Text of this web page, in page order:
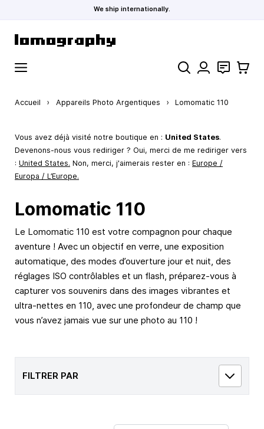
We ship internationally.
RechercherContact
Panier
Accueil › Appareils Photo Argentiques › Lomomatic 110
Vous avez déjà visité notre boutique en : United States.
Devenons-nous vous rediriger ? Oui, merci de me rediriger vers
: United States. Non, merci, j'aimerais rester en : Europe /
Europa / L’Europe.
Lomomatic 110
Le Lomomatic 110 est votre compagnon pour chaque
aventure ! Avec un objectif en verre, une exposition
automatique, des modes d’ouverture jour et nuit, des
réglages ISO contrôlables et un flash, préparez-vous à
capturer vos souvenirs dans des images vibrantes et
ultra-nettes en 110, avec une profondeur de champ que
vous n’avez jamais vue sur une photo au 110 !
FILTRER PAR